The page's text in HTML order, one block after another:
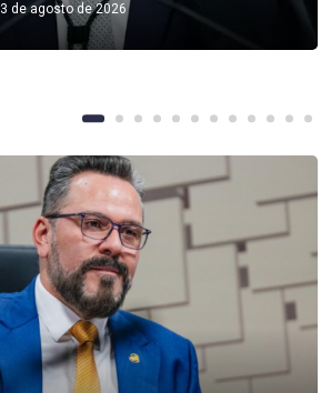
3 de agosto de 2026